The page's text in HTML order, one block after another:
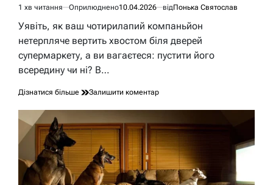
Орієнтовний
час
1 хв читання Оприлюднено10.04.2026 відПонька Святослав
Уявіть, як ваш чотирилапий компаньйон
нетерпляче вертить хвостом біля дверей
супермаркету, а ви вагаєтеся: пустити його
всередину чи ні? В…
Дізнатися більше Залишити коментардо
заходити
в
магазин
з
собакою:
правила